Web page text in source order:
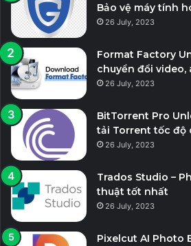
Bảo vệ máy tính
26 July, 2023
Format Factory
chuyển đổi video,
26 July, 2023
BitTorrent Pro
tải Torrent tốc độ
26 July, 2023
Trados Studio –
thuật tốt nhất
26 July, 2023
Pixelcut AI Photo